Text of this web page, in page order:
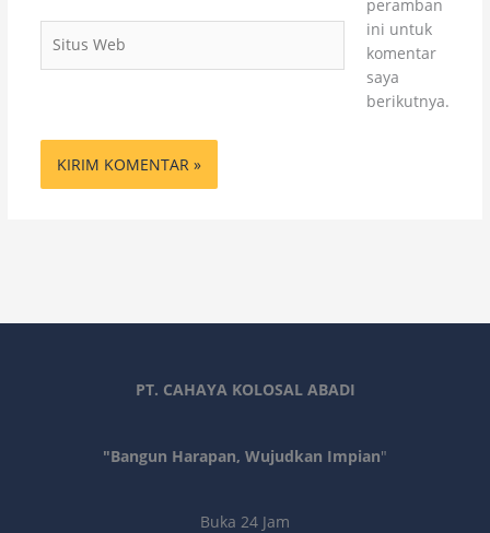
Web
peramban
ini untuk
komentar
saya
berikutnya.
PT. CAHAYA KOLOSAL ABADI
"Bangun Harapan, Wujudkan Impian"
Buka 24 Jam